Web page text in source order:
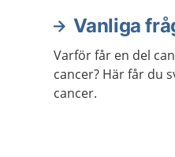
Vanliga
Varför får en del
cancer? Här får du
cancer.